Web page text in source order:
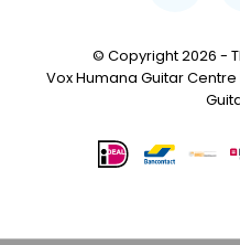
© Copyright 2026 -
Vox Humana Guitar